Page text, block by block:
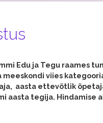
Edu ja Tegu raames
viies
aasta ettevõtlik
aasta tegija. Hindamise